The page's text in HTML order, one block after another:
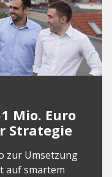
Mio. Euro
Strategie
zur Umsetzung
auf smartem